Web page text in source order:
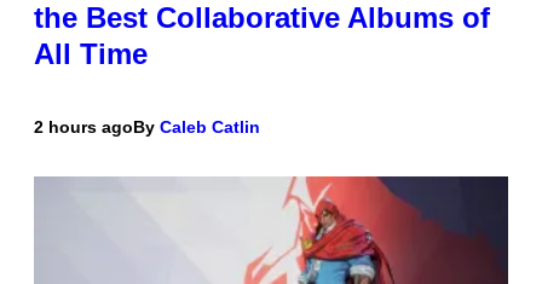
the Best Collaborative Albums of
All Time
2 hours agoBy Caleb Catlin